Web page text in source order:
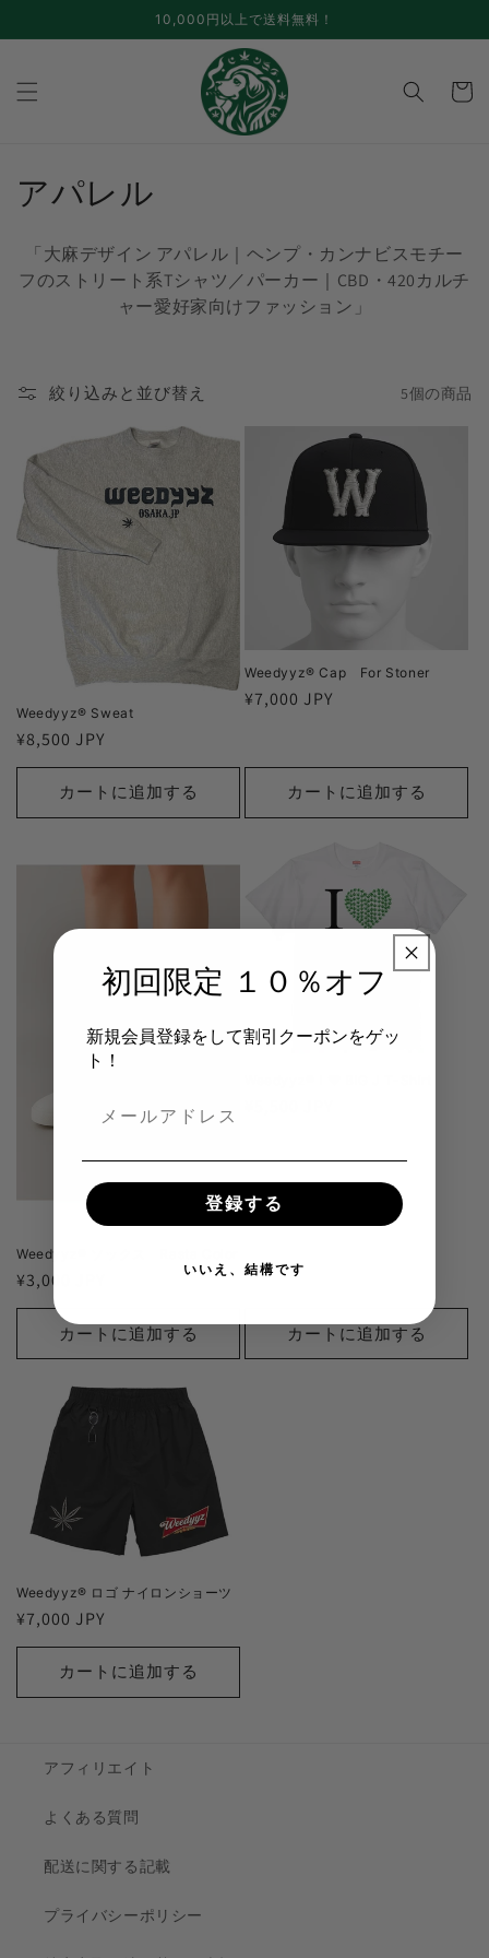
進む
10,000円以上で送料無料！
ー
コ
ク
ン
アパレル
「大麻デザイン アパレル｜ヘンプ・カンナビスモチー
フのストリート系Tシャツ／パーカー｜CBD・420カルチ
ャー愛好家向けファッション」
絞り込みと並び替え 5個の商品
Weedyyz®︎ Sweat
通
常
格
¥8,500 JPY
カートに追加する
Weedyyz®︎ Cap For Stoner
通
¥7,000 JPY
カートに追加する
Weedyyz®︎ ソックス Rasta Color
通
常
格
¥3,000 JPY
カートに追加する
価
格
カートに追加する
Weedyyz®︎ ロゴ ナイロンショーツ
通
常
格
¥7,000 JPY
カートに追加する
アフィリエイト
よくある質問
配送に関する記載
プライバシーポリシー
初回限定 １０％オフ
新規会員登録をして割引クーポンをゲッ
ト！
登録する
いいえ、結構です